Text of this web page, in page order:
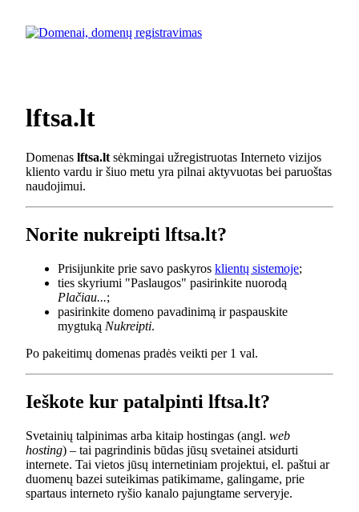
lftsa.lt
Domenas lftsa.lt sėkmingai užregistruotas Interneto vizijos
kliento vardu ir šiuo metu yra pilnai aktyvuotas bei paruoštas
naudojimui.
Norite nukreipti lftsa.lt?
Prisijunkite prie savo paskyros klientų sistemoje;
ties skyriumi "Paslaugos" pasirinkite nuorodą
Plačiau...;
pasirinkite domeno pavadinimą ir paspauskite
mygtuką Nukreipti.
Po pakeitimų domenas pradės veikti per 1 val.
Ieškote kur patalpinti lftsa.lt?
Svetainių talpinimas arba kitaip hostingas (angl. web
hosting) – tai pagrindinis būdas jūsų svetainei atsidurti
internete. Tai vietos jūsų internetiniam projektui, el. paštui ar
duomenų bazei suteikimas patikimame, galingame, prie
spartaus interneto ryšio kanalo pajungtame serveryje.